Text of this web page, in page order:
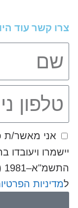
צרו קשר עוד
אני מאשר/ת
יישמרו
למדיניות